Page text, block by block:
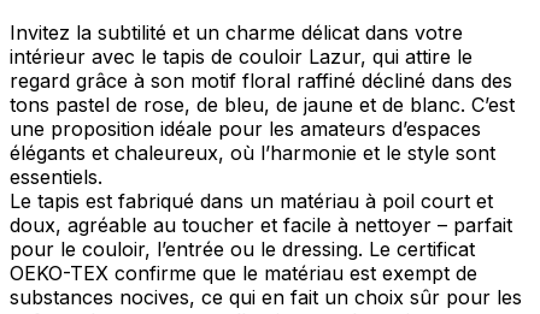
Invitez la subtilité et un charme délicat dans votre
intérieur avec le tapis de couloir Lazur, qui attire le
regard grâce à son motif floral raffiné décliné dans des
tons pastel de rose, de bleu, de jaune et de blanc. C’est
une proposition idéale pour les amateurs d’espaces
élégants et chaleureux, où l’harmonie et le style sont
essentiels.
Le tapis est fabriqué dans un matériau à poil court et
doux, agréable au toucher et facile à nettoyer – parfait
pour le couloir, l’entrée ou le dressing. Le certificat
OEKO-TEX confirme que le matériau est exempt de
substances nocives, ce qui en fait un choix sûr pour les